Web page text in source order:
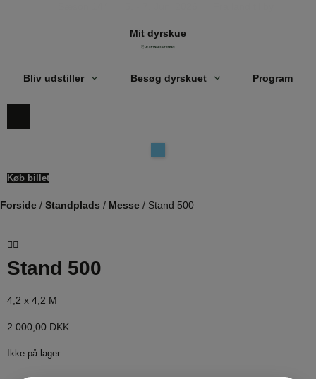
Mit dyrskue
Bliv udstiller Besøg dyrskuet Program
Køb billet
Forside / Standplads / Messe / Stand 500
Stand 500
4,2 x 4,2 M
2.000,00 DKK
Ikke på lager